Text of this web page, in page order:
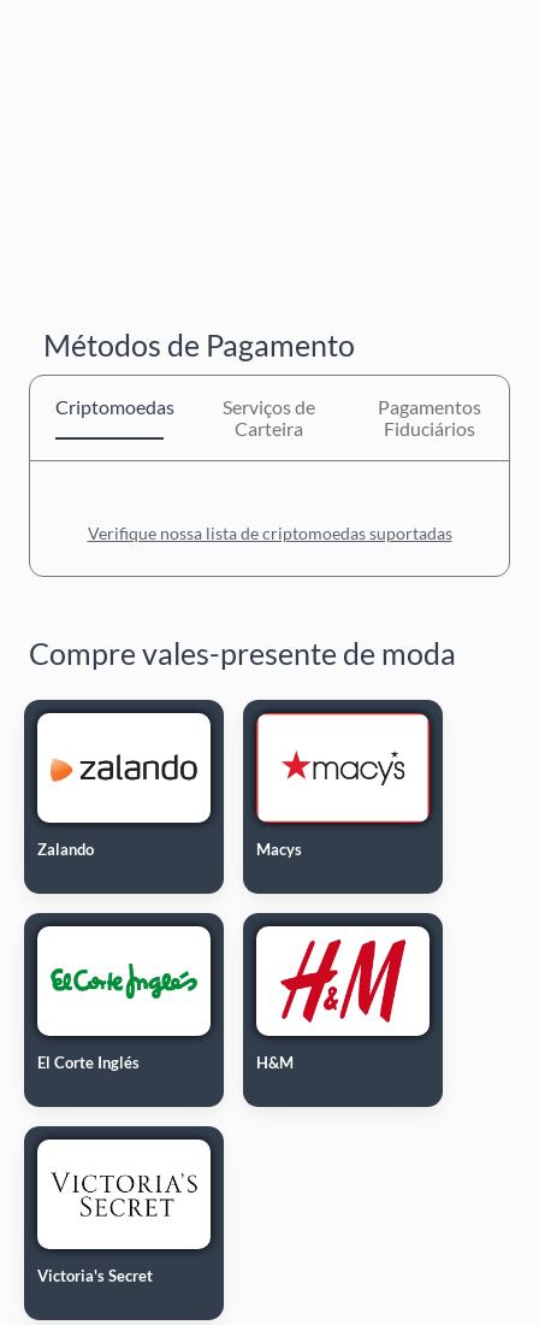
Métodos de Pagamento
Criptomoedas
Serviços de
Carteira
Pagamentos
Fiduciários
Verifique nossa lista de criptomoedas suportadas
Compre vales-presente de moda
Zalando Macys
El Corte Inglés H&M
Victoria's Secret